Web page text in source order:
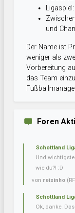
und
Der Name ist
weniger als
Vorbereitung
das Team
Foren
Schottland
Und
wie du?! :D
von reisinho
Schottland
Ok, danke.